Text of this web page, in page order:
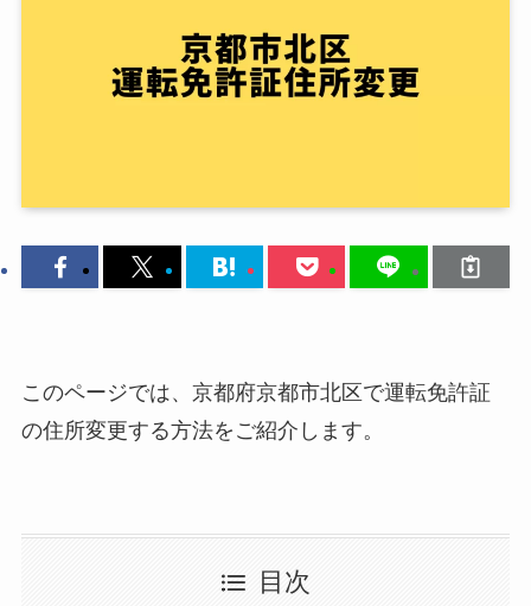
このページでは、京都府京都市北区で運転免許証
の住所変更する方法をご紹介します。
目次